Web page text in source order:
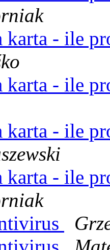
karta - ile
karta - ile
karta - ile
karta - ile